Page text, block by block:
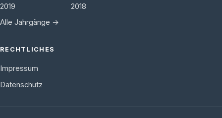
2019
2018
Alle Jahrgänge →
RECHTLICHES
Impressum
Datenschutz